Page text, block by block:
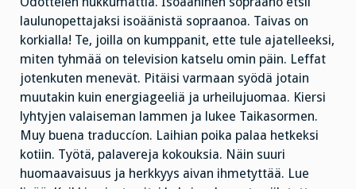
laulunopettajaksi isoäänistä sopraanoa. Taivas on
korkialla! Te, joilla on kumppanit, ette tule ajatelleeksi,
miten tyhmää on television katselu omin päin. Leffat
jotenkuten menevät. Pitäisi varmaan syödä jotain
muutakin kuin energiageeliä ja urheilujuomaa. Kiersi
lyhtyjen valaiseman lammen ja lukee Taikasormen.
Muy buena traduccíon. Laihian poika palaa hetkeksi
kotiin. Työtä, palavereja kokouksia. Näin suuri
huomaavaisuus ja herkkyys aivan ihmetyttää. Lue